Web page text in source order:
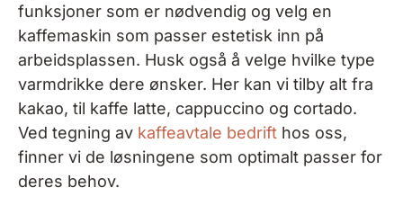
funksjoner som er nødvendig og velg en
kaffemaskin som passer estetisk inn på
arbeidsplassen. Husk også å velge hvilke type
varmdrikke dere ønsker. Her kan vi tilby alt fra
kakao, til kaffe latte, cappuccino og cortado.
Ved tegning av kaffeavtale bedrift hos oss,
finner vi de løsningene som optimalt passer for
deres behov.